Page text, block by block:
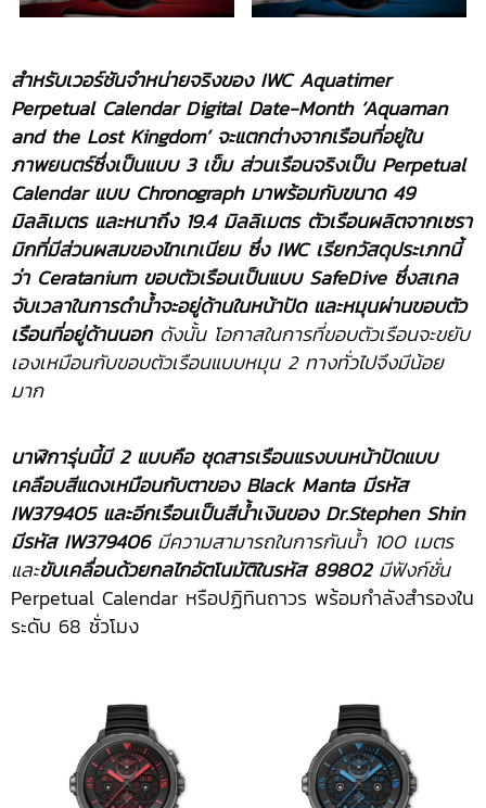
สำหรับเวอร์ชันจำหน่ายจริงของ IWC Aquatimer
Perpetual Calendar Digital Date-Month ‘ Aquaman
and the Lost Kingdom’ จะแตกต่างจากเรือนที่อยู่ใน
ภาพยนตร์ซึ่งเป็นแบบ 3 เข็ม ส่วนเรือนจริงเป็น Perpetual
Calendarแบบ Chronograph มาพร้อมกับขนาด 49
มิลลิเมตร และหนาถึง 19.4 มิลลิเมตร ตัวเรือนผลิตจากเซรา
มิกที่มีส่วนผสมของไทเทเนียม ซึ่ง IWC เรียกวัสดุประเภทนี้
ว่า Ceratanium ขอบตัวเรือนเป็นแบบ SafeDive ซึ่งสเกล
จับเวลาในการดำน้ำจะอยู่ด้านในหน้าปัด และหมุนผ่านขอบตัว
เรือนที่อยู่ด้านนอกดังนั้น โอกาสในการที่ขอบตัวเรือนจะขยับ
เองเหมือนกับขอบตัวเรือนแบบหมุน 2 ทางทั่วไปจึงมีน้อย
มาก
นาฬิการุ่นนี้มี2 แบบคือ ชุดสารเรือนแรงบนหน้าปัดแบบ
เคลือบสีแดงเหมือนกับตาของ Black Manta มีรหัส
IW379405 และอีกเรือนเป็นสีน้ำเงินของ Dr.Stephen Shin
มีรหัส IW379406มีความสามารถในการกันน้ำ 100 เมตร
และขับเคลื่อนด้วยกลไกอัตโนมัติในรหัส 89802มีฟังก์ชั่น
Perpetual Calendar หรือปฏิทินถาวร พร้อมกำลังสำรองใน
ระดับ 68 ชั่วโมง